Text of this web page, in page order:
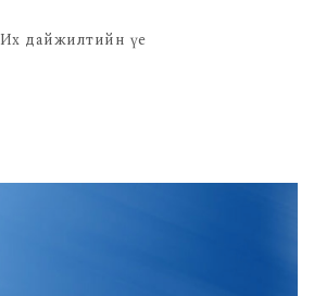
Их дайжилтийн үе